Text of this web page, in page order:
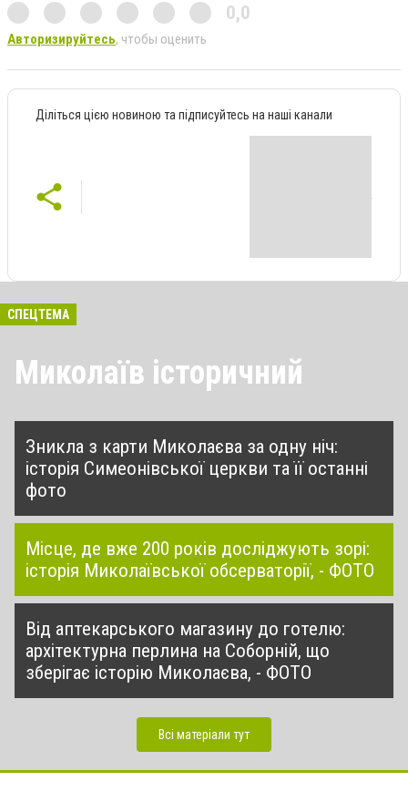
0,0
Авторизируйтесь, чтобы оценить
Діліться цією новиною та підписуйтесь на наші канали
СПЕЦТЕМА
Миколаїв історичний
Зникла з карти Миколаєва за одну ніч:
історія Симеонівської церкви та її останні
фото
Місце, де вже 200 років досліджують зорі:
історія Миколаївської обсерваторії, - ФОТО
Від аптекарського магазину до готелю:
архітектурна перлина на Соборній, що
зберігає історію Миколаєва, - ФОТО
Всі матеріали тут